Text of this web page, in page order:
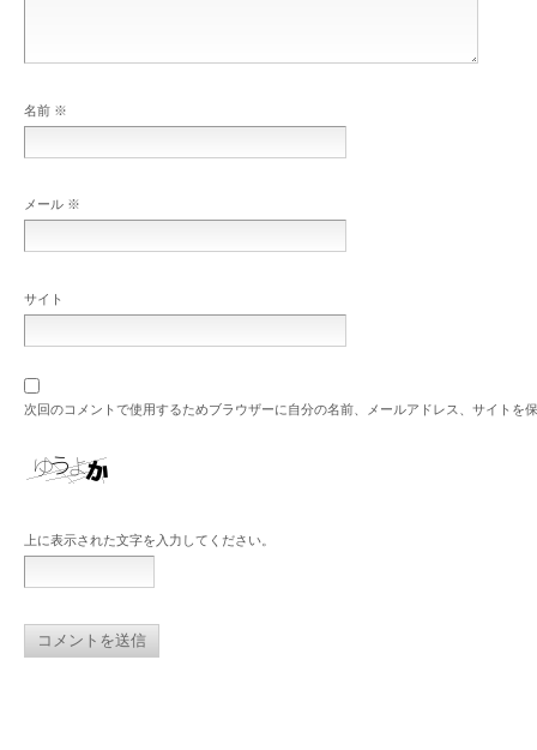
名前 ※
メール ※
サイト
次回のコメントで使用するためブラウザーに自分の名前、メールアドレス、サイトを
上に表示された文字を入力してください。